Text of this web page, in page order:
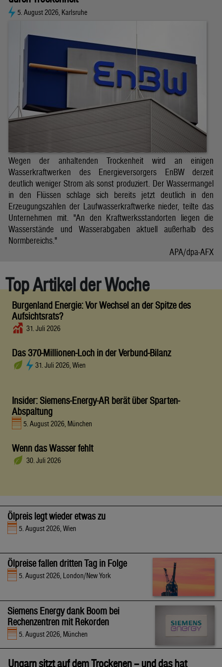
5. August 2026, Karlsruhe
Wegen der anhaltenden Trockenheit wird an einigen
Wasserkraftwerken des Energieversorgers EnBW derzeit
deutlich weniger Strom als sonst produziert. Der Wassermangel
in den Flüssen schlage sich bereits jetzt deutlich in den
Erzeugungszahlen der Laufwasserkraftwerke nieder, teilte das
Unternehmen mit. "An den Kraftwerksstandorten liegen die
Wasserstände und Wasserabgaben aktuell außerhalb des
Normbereichs."
APA/dpa-AFX
Top Artikel der Woche
Burgenland Energie: Vor Wechsel an der Spitze des
Aufsichtsrats?
31. Juli 2026
Das 370-Millionen-Loch in der Verbund-Bilanz
31. Juli 2026, Wien
Insider: Siemens-Energy-AR berät über Sparten-
Abspaltung
5. August 2026, München
Wenn das Wasser fehlt
30. Juli 2026
Ölpreis legt wieder etwas zu
5. August 2026, Wien
Ölpreise fallen dritten Tag in Folge
5. August 2026, London/New York
Siemens Energy dank Boom bei
Rechenzentren mit Rekorden
5. August 2026, München
Ungarn sitzt auf dem Trockenen – und das hat